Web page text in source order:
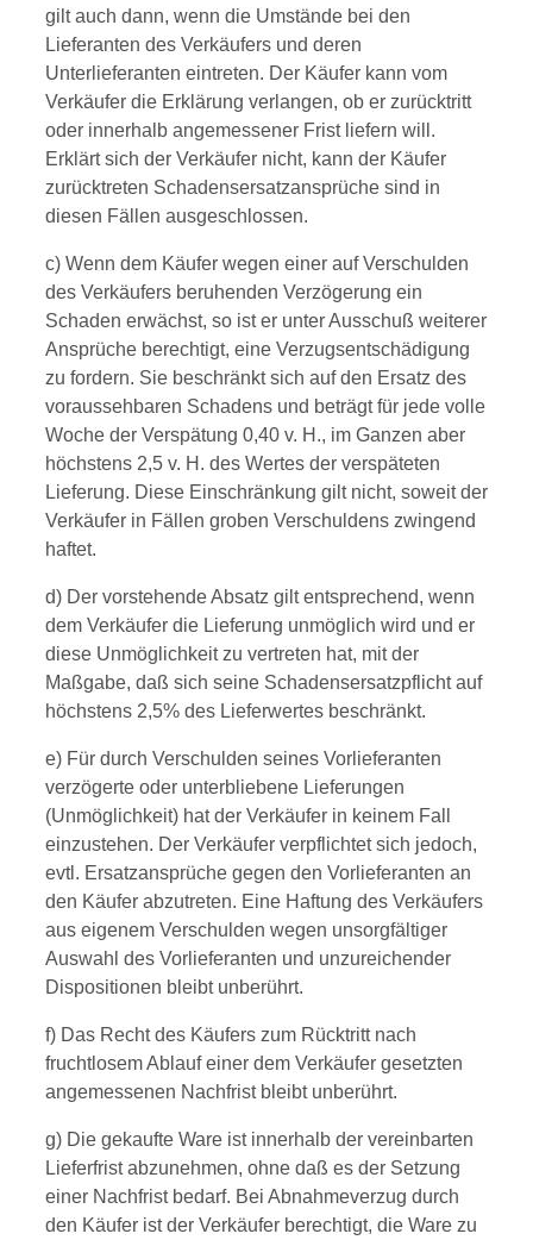
gilt auch dann, wenn die Umstände bei den
Lieferanten des Verkäufers und deren
Unterlieferanten eintreten. Der Käufer kann vom
Verkäufer die Erklärung verlangen, ob er zurücktritt
oder innerhalb angemessener Frist liefern will.
Erklärt sich der Verkäufer nicht, kann der Käufer
zurücktreten Schadensersatzansprüche sind in
diesen Fällen ausgeschlossen.
c) Wenn dem Käufer wegen einer auf Verschulden
des Verkäufers beruhenden Verzögerung ein
Schaden erwächst, so ist er unter Ausschuß weiterer
Ansprüche berechtigt, eine Verzugsentschädigung
zu fordern. Sie beschränkt sich auf den Ersatz des
voraussehbaren Schadens und beträgt für jede volle
Woche der Verspätung 0,40 v. H., im Ganzen aber
höchstens 2,5 v. H. des Wertes der verspäteten
Lieferung. Diese Einschränkung gilt nicht, soweit der
Verkäufer in Fällen groben Verschuldens zwingend
haftet.
d) Der vorstehende Absatz gilt entsprechend, wenn
dem Verkäufer die Lieferung unmöglich wird und er
diese Unmöglichkeit zu vertreten hat, mit der
Maßgabe, daß sich seine Schadensersatzpflicht auf
höchstens 2,5% des Lieferwertes beschränkt.
e) Für durch Verschulden seines Vorlieferanten
verzögerte oder unterbliebene Lieferungen
(Unmöglichkeit) hat der Verkäufer in keinem Fall
einzustehen. Der Verkäufer verpflichtet sich jedoch,
evtl. Ersatzansprüche gegen den Vorlieferanten an
den Käufer abzutreten. Eine Haftung des Verkäufers
aus eigenem Verschulden wegen unsorgfältiger
Auswahl des Vorlieferanten und unzureichender
Dispositionen bleibt unberührt.
f) Das Recht des Käufers zum Rücktritt nach
fruchtlosem Ablauf einer dem Verkäufer gesetzten
angemessenen Nachfrist bleibt unberührt.
g) Die gekaufte Ware ist innerhalb der vereinbarten
Lieferfrist abzunehmen, ohne daß es der Setzung
einer Nachfrist bedarf. Bei Abnahmeverzug durch
den Käufer ist der Verkäufer berechtigt, die Ware zu